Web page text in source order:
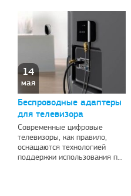
14
мая
Беспроводные адаптеры
для телевизора
Современные цифровые
телевизоры, как правило,
оснащаются технологией
поддержки использования п...